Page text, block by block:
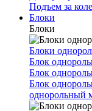
Подъем за
Блоки
Блоки
Блоки
Блок
Блок
Блок
однорольный